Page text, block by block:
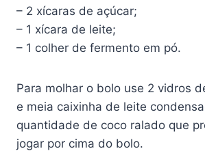
– 2 xícaras de açúcar;
– 1 xícara de leite;
– 1 colher de fermento em pó.
Para molhar o bolo use 2 vidros
e meia caixinha de leite
quantidade de coco ralado que
jogar por cima do bolo.